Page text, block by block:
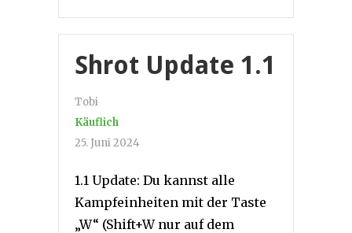
Shrot Update 1.1
Tobi
Käuflich
25. Juni 2024
1.1 Update: Du kannst alle
Kampfeinheiten mit der Taste
„W“ (Shift+W nur auf dem